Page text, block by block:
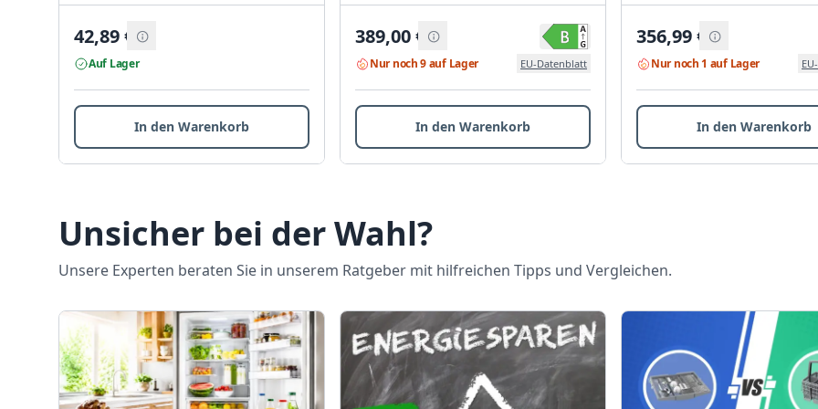
42,89€
Auf Lager
In den Warenkorb
389,00€
Nur noch 9 auf Lager EU-Datenblatt
In den Warenkorb
356,99€
Nur noch 1 auf Lager
In den Warenkorb
Unsicher bei der Wahl?
Unsere Experten beraten Sie in unserem Ratgeber mit hilfreichen Tipps und Vergleichen.